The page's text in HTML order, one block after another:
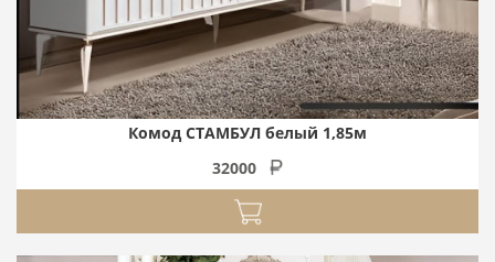
Комод СТАМБУЛ белый 1,85м
32000